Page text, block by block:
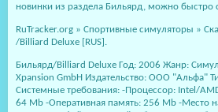
новинки из раздела Бильярд, можно быстро
RuTracker.org » Спортивные симуляторы »
/Billiard Deluxe [RUS].
Бильярд/Billiard Deluxe Год: 2006 Жанр:
Xpansion GmbH Издательство: ООО "Альфа"
Системные требования: -Процессор: Intel/
64 Mb -Оперативная память: 256 Mb -Место